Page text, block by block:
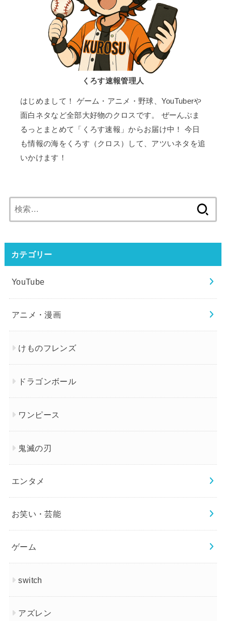
くろす速報管理人
はじめまして！ ゲーム・アニメ・野球、YouTuberや
面白ネタなど全部大好物のクロスです。 ぜーんぶま
るっとまとめて「くろす速報」からお届け中！ 今日
も情報の海をくろす（クロス）して、アツいネタを追
いかけます！
索:
カテゴリー
YouTube
アニメ・漫画
けものフレンズ
ドラゴンボール
ワンピース
鬼滅の刃
エンタメ
お笑い・芸能
ゲーム
switch
アズレン